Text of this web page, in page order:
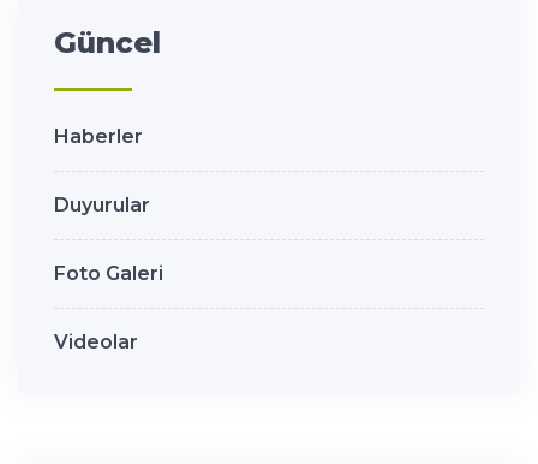
Güncel
Haberler
Duyurular
Foto Galeri
Videolar